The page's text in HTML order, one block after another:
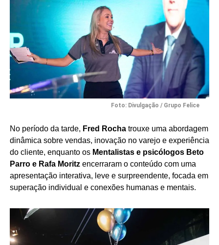
Foto: Divulgação / Grupo Felice
No período da tarde, Fred Rocha trouxe uma abordagem
dinâmica sobre vendas, inovação no varejo e experiência
do cliente, enquanto os Mentalistas e psicólogos Beto
Parro e Rafa Moritz encerraram o conteúdo com uma
apresentação interativa, leve e surpreendente, focada em
superação individual e conexões humanas e mentais.